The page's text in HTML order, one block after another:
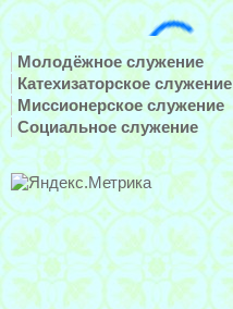
Молодёжное служение
Катехизаторское служение
Миссионерское служение
Социальное служение